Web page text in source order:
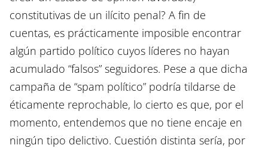
constitutivas de un ilícito penal? A fin de
cuentas, es prácticamente imposible encontrar
algún partido político cuyos líderes no hayan
acumulado “falsos” seguidores. Pese a que dicha
campaña de “spam político” podría tildarse de
éticamente reprochable, lo cierto es que, por el
momento, entendemos que no tiene encaje en
ningún tipo delictivo. Cuestión distinta sería, por